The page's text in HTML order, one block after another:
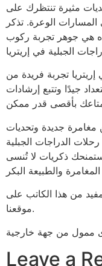
مثيرة تنتظرك على
الوعرة. تذكر
هي جوهر تجربة ركوب
تجربة فريدة من
جيدًا وتتبع إرشادات
جديدة وتحديات
الدراجات الجبلية
ستمنحك ذكريات لا تُنسى
من هذا الكاتب على
موقعنا.
Leave a